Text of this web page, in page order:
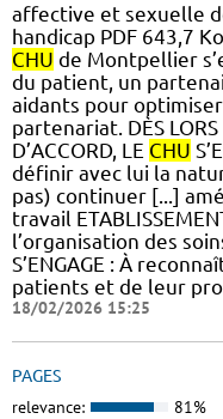
affective et sexuelle
handicap PDF 643,7
CHU de Montpellier
du patient, un
aidants pour
partenariat. DÈS LORS
D’ACCORD, LE CHU
définir avec lui la
pas) continuer [...]
travail
l’organisation des
S’ENGAGE : À
patients et de leur
18/02/2026 15:25
PAGES
relevance: 81%